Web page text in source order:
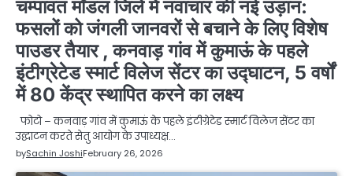
चम्पावत मॉडल जिले में नवाचार की नई उड़ान:
फसलों को जंगली जानवरों से बचाने के लिए विशेष
पाउडर तैयार , कनवाड़ गांव में कुमाऊं के पहले
इंटीग्रेटेड स्मार्ट विलेज सेंटर का उद्घाटन, 5 वर्षों
में 80 केंद्र स्थापित करने का लक्ष्य
फोटो – कनवाड़ गांव में कुमाऊं के पहले इंटीग्रेटेड स्मार्ट विलेज सेंटर का
उद्घाटन करते सेतु आयोग के उपाध्यक्ष…
bySachin JoshiFebruary 26, 2026